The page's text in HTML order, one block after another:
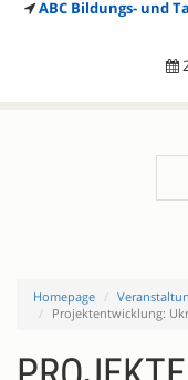
ABC Bildungs- und
Homepage
Projektentwicklung: